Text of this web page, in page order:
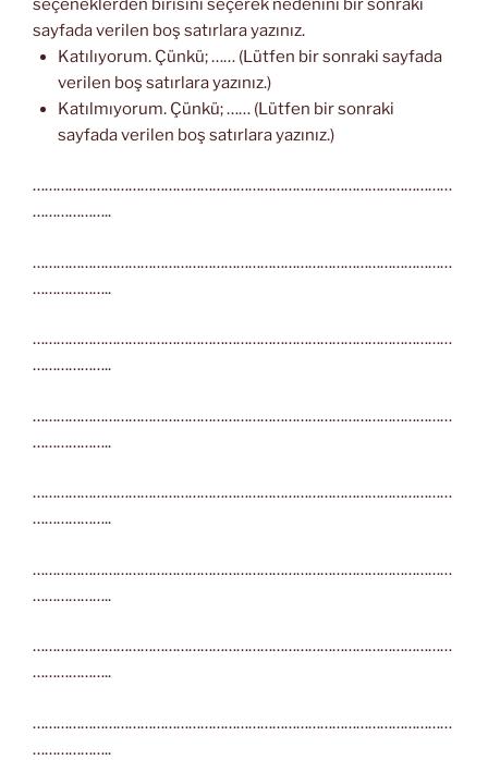
sayfada verilen boş satırlara yazınız.
Katılıyorum. Çünkü; …… (Lütfen bir sonraki sayfada
verilen boş satırlara yazınız.)
Katılmıyorum. Çünkü; …… (Lütfen bir sonraki
sayfada verilen boş satırlara yazınız.)
……………………………………………………………………………………………
………………..
……………………………………………………………………………………………
………………..
……………………………………………………………………………………………
………………..
……………………………………………………………………………………………
………………..
……………………………………………………………………………………………
………………..
……………………………………………………………………………………………
………………..
……………………………………………………………………………………………
………………..
……………………………………………………………………………………………
………………..